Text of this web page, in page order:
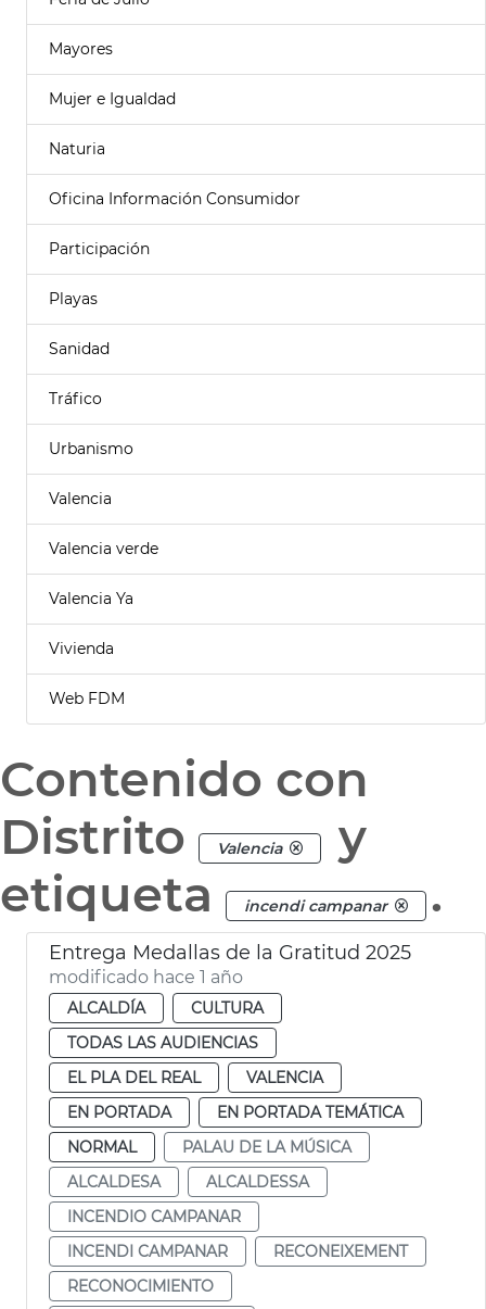
Mayores
Mujer e Igualdad
Naturia
Oficina Información Consumidor
Participación
Playas
Sanidad
Tráfico
Urbanismo
Valencia
Valencia verde
Valencia Ya
Vivienda
Web FDM
Contenido con
Distrito
Valencia
y
etiqueta
incendi campanar .
Entrega Medallas de la Gratitud 2025
modificado hace 1 año
ALCALDÍA
CULTURA
TODAS LAS AUDIENCIAS
EL PLA DEL REAL
VALENCIA
EN PORTADA
EN PORTADA TEMÁTICA
NORMAL
PALAU DE LA MÚSICA
ALCALDESA
ALCALDESSA
INCENDIO CAMPANAR
INCENDI CAMPANAR
RECONEIXEMENT
RECONOCIMIENTO